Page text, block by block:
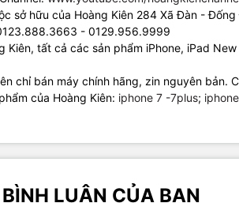
sở hữu của Hoàng Kiên 284 Xã Đàn -
- 0129.956.9999
Kiên, tất cả các sản phẩm iPhone, iPad
chỉ bán máy chính hãng, zin nguyên bản.
của Hoàng Kiên: iphone 7 -7plus;
LUẬN CỦA BẠN